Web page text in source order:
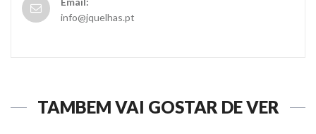
info@jquelhas.pt
TAMBÉM VAI GOSTAR DE VER